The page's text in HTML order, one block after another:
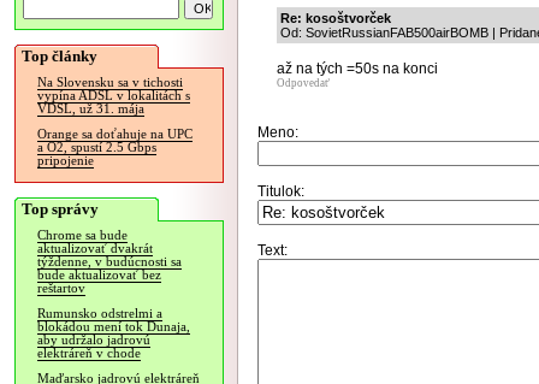
Top články
Na Slovensku sa v tichosti
vypína ADSL v lokalitách s
VDSL, už 31. mája
Orange sa doťahuje na UPC
a O2, spustí 2.5 Gbps
pripojenie
Top správy
Chrome sa bude
aktualizovať dvakrát
týždenne, v budúcnosti sa
bude aktualizovať bez
reštartov
Rumunsko odstrelmi a
blokádou mení tok Dunaja,
aby udržalo jadrovú
elektráreň v chode
Maďarsko jadrovú elektráreň
Re: kosoštvorček
Od: SovietRussianFAB500airBOMB |
až na tých =50s na konci
Odpovedať
Meno:
Titulok:
Text: